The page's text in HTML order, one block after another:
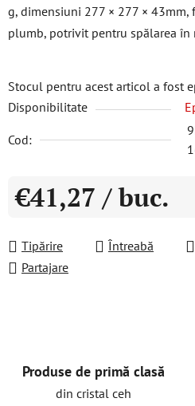
g, dimensiuni 277 × 277 × 43mm,
plumb, potrivit pentru spălarea în
Stocul pentru acest articol a fost
Disponibilitate
Cod:
€41,27 / buc.
Tipărire
Întreabă
Partajare
Produse de primă clasă
din cristal ceh